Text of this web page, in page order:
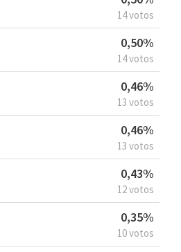
14 votos
0,50%
14 votos
0,46%
13 votos
0,46%
13 votos
0,43%
12 votos
0,35%
10 votos